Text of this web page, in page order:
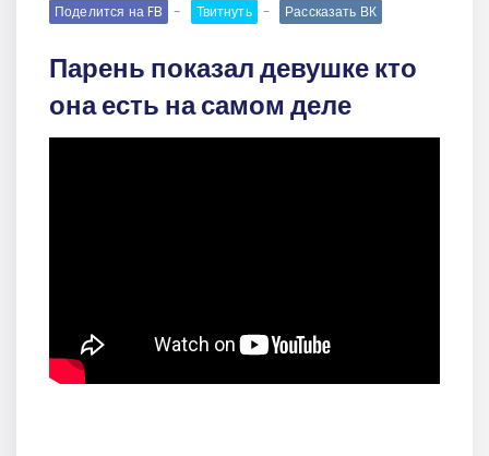
Поделится на FB
Твитнуть Рассказать ВК
Парень показал девушке кто
она есть на самом деле